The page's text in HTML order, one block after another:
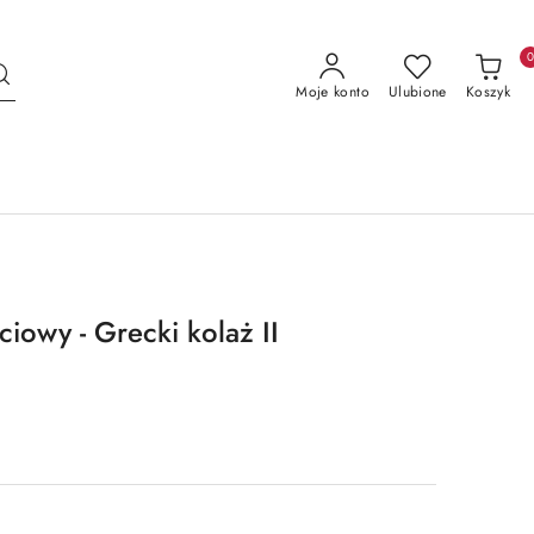
Moje konto Ulubione Koszyk
0
- Grecki kolaż II